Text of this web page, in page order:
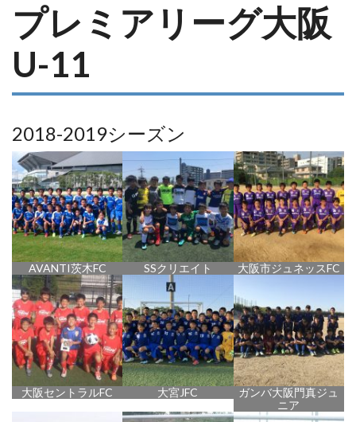
プレミアリーグ大阪
U-11
2018-2019シーズン
AVANTI茨木FC SSクリエイト 大阪市ジュネッスFC
大阪セントラルFC 大宮JFC
ガンバ大阪門真ジュ
ニア